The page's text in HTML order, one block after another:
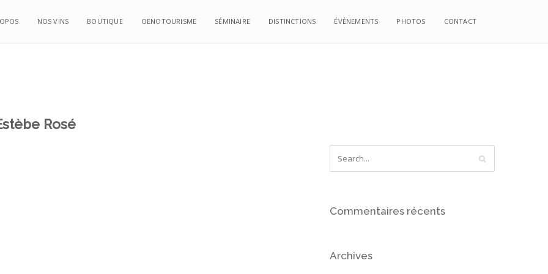
NOS VINS BOUTIQUE OENOTOURISME SÉMINAIRE DISTINCTIONS ÉVÈNEMENTS PHOTOS CONTACT
NOS VINS BOUTIQUE OENOTOURISME SÉMINAIRE DISTINCTIONS ÉVÈNEMENTS PHOTOS CONTACT
Rosé
Commentaires récents
Archives